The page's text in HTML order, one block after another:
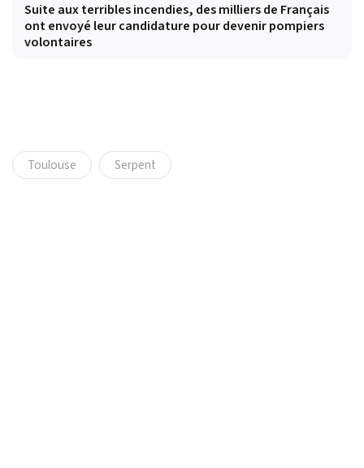
Suite aux terribles incendies, des milliers de Français
ont envoyé leur candidature pour devenir pompiers
volontaires
Toulouse Serpent